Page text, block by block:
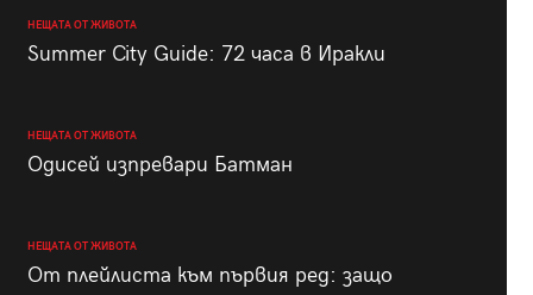
НЕЩАТА ОТ ЖИВОТА
Summer City Guide: 72 часа в Иракли
НЕЩАТА ОТ ЖИВОТА
Одисей изпревари Батман
НЕЩАТА ОТ ЖИВОТА
От плейлиста към първия ред: защо